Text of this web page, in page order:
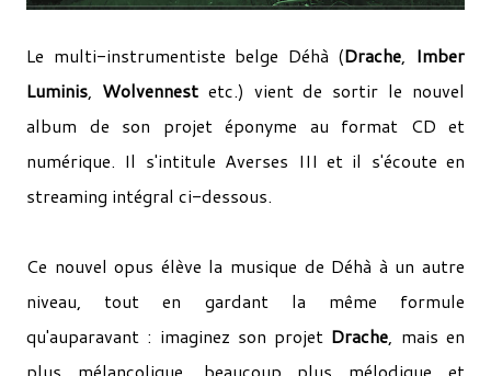
Le multi-instrumentiste belge Déhà (Drache, Imber
Luminis, Wolvennest etc.) vient de sortir le nouvel
album de son projet éponyme au format CD et
numérique. Il s'intitule Averses III et il s'écoute en
streaming intégral ci-dessous.
Ce nouvel opus élève la musique de Déhà à un autre
niveau, tout en gardant la même formule
qu'auparavant : imaginez son projet Drache, mais en